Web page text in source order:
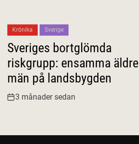
Krönika Sverige
Sveriges bortglömda
riskgrupp: ensamma äldre
män på landsbygden
3 månader sedan